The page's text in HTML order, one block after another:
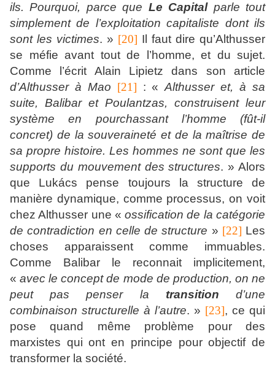
ils. Pourquoi, parce que Le Capitalparle tout
simplement de l’exploitation capitaliste dont ils
sont les victimes. » [20] Il faut dire qu’Althusser
se méfie avant tout de l’homme, et du sujet.
Comme l’écrit Alain Lipietz dans son article
d’Althusser à Mao [21] : «Althusser et, à sa
suite, Balibar et Poulantzas, construisent leur
système en pourchassant l’homme (fût-il
concret) de la souveraineté et de la maîtrise de
sa propre histoire. Les hommes ne sont que les
supports du mouvement des structures. » Alors
que Lukács pense toujours la structure de
manière dynamique, comme processus, on voit
chez Althusser une «ossification de la catégorie
de contradiction en celle de structure » [22] Les
choses apparaissent comme immuables.
Comme Balibar le reconnait implicitement,
«avec le concept de mode de production, on ne
peut pas penser la transition d’une
combinaison structurelle à l’autre. » [23], ce qui
pose quand même problème pour des
marxistes qui ont en principe pour objectif de
transformer la société.